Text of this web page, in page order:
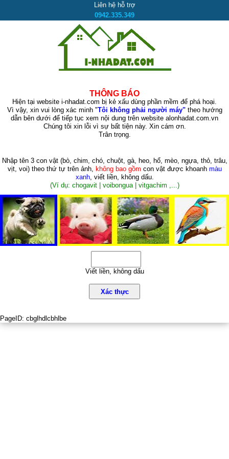
Liên hệ hỗ trợ
0942.335.349
THÔNG BÁO
Hiện tại website i-nhadat.com bị kẻ xấu dùng phần mềm để phá hoại.
Vì vậy, xin vui lòng xác minh "Tôi không phải người máy"theo hướng
dẫn bên dưới để tiếp tục xem nội dung trên website alonhadat.com.vn
Chúng tôi xin lỗi vì sự bất tiện này. Xin cám ơn.
Trân trọng.
Nhập tên 3 con vật (bò, chim, chó, chuột, gà, heo, hổ, mèo, ngựa, thỏ, trâu,
vịt, voi)theo thứ tự trên ảnh, không bao gồm con vật được khoanh màu
xanh, viết liền, không dấu.
(Ví dụ: chogavit | voibongua | vitgachim ,...)
Viết liền, không dấu
Xác thực
PageID: cbglhdlcbhlbe